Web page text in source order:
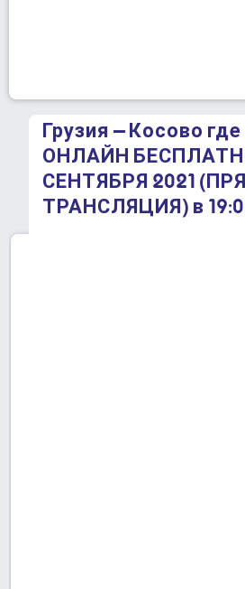
Грузия – Косово
ОНЛАЙН
СЕНТЯБРЯ 2021
ТРАНСЛЯЦИЯ) в